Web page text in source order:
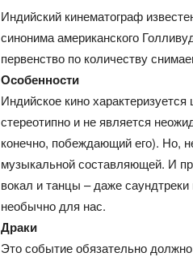
Индийский кинематограф
синонима американского
первенство по количеству
Особенности
Индийское кино
стереотипно и не является
конечно, побеждающий его). Но,
музыкальной составляющей. И
вокал и танцы – даже
необычно для нас.
Драки
Это событие обязательно